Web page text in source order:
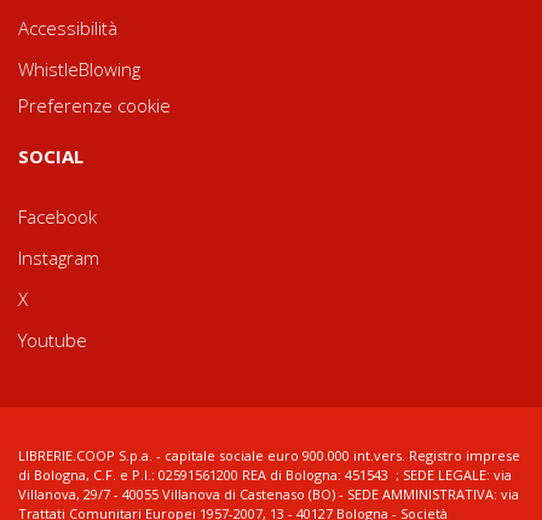
Accessibilità
WhistleBlowing
Preferenze cookie
SOCIAL
Facebook
Instagram
X
Youtube
LIBRERIE.COOP S.p.a. - capitale sociale euro 900.000 int.vers. Registro imprese
di Bologna, C.F. e P.I.: 02591561200 REA di Bologna: 451543 ; SEDE LEGALE: via
Villanova, 29/7 - 40055 Villanova di Castenaso (BO) - SEDE AMMINISTRATIVA: via
Trattati Comunitari Europei 1957-2007, 13 - 40127 Bologna - Società